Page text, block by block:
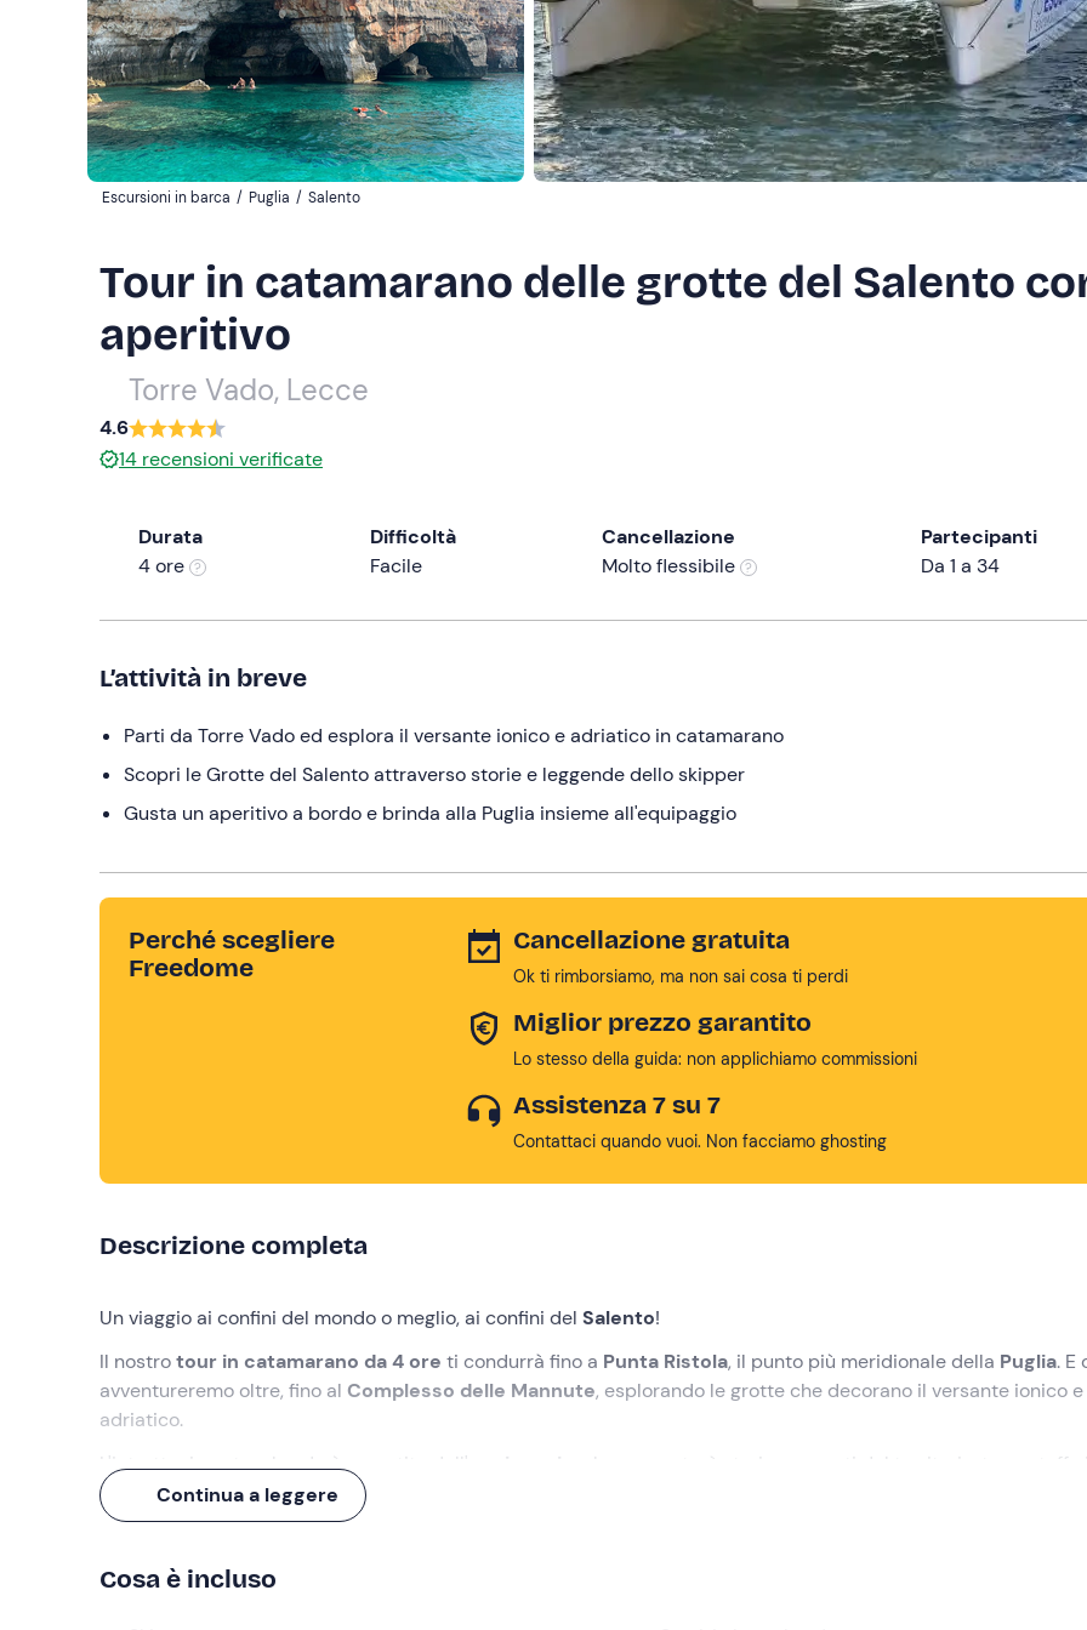
Escursioni in barca / Puglia / Salento
Tour in catamarano delle grotte del Salento
aperitivo
Torre Vado, Lecce
4.6
14 recensioni verificate
Durata
4 ore
Difficoltà
Facile
Cancellazione
Molto flessibile
Partecipanti
Da 1 a 34
L’attività in breve
Parti da Torre Vado ed esplora il versante ionico e adriatico in catamarano
Scopri le Grotte del Salento attraverso storie e leggende dello skipper
Gusta un aperitivo a bordo e brinda alla Puglia insieme all'equipaggio
Perché scegliere
Freedome
Cancellazione gratuita
Ok ti rimborsiamo, ma non sai cosa ti perdi
Miglior prezzo garantito
Lo stesso della guida: non applichiamo commissioni
Assistenza 7 su 7
Contattaci quando vuoi. Non facciamo ghosting
Descrizione completa
Un viaggio ai confini del mondo o meglio, ai confini del Salento!
Il nostrotour in catamarano da 4 ore ti condurrà fino a Punta Ristola, il punto più meridionale della Puglia. E
avventureremo oltre, fino al Complesso delle Mannute, esplorando le grotte che decorano il versante ionico e
adriatico.
L'intrattenimento a bordo è garantito dall' equipaggio
, che racconterà storie e segreti del territorio, tra un tuffo in
mare e unaperitivosul mare!
Ti aspetterò con20 minuti di anticipo
Continua a leggere
Cosa è incluso